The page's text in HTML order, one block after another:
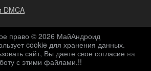
DMCA
право © 2026 МайАндроид
cookie для хранения данных.
сайт, Вы даете свое согласие на
с этими файлами.!!